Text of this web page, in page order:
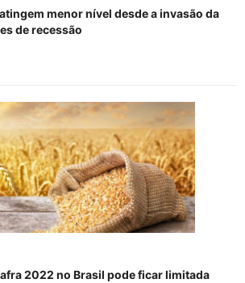
menor nível desde a invasão da
de recessão
2022 no Brasil pode ficar limitada